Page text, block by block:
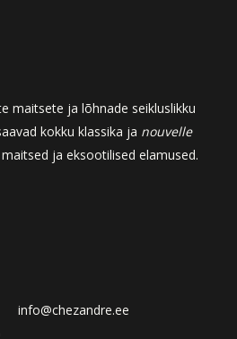
maitsete ja lõhnade seikluslikku
kokku klassika ja nouvelle
ja eksootilised elamused.
info@chezandre.ee